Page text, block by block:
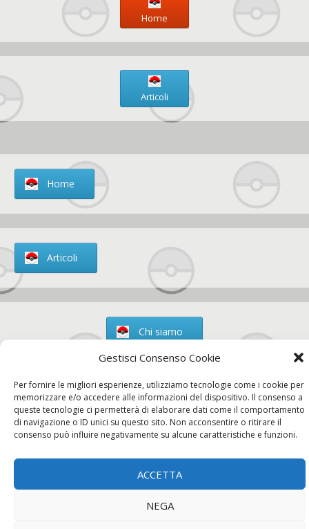
Gestisci Consenso Cookie
Per fornire le migliori esperienze, utilizziamo tecnologie come i cookie per
memorizzare e/o accedere alle informazioni del dispositivo. Il consenso a
queste tecnologie ci permetterà di elaborare dati come il comportamento
di navigazione o ID unici su questo sito. Non acconsentire o ritirare il
consenso può influire negativamente su alcune caratteristiche e funzioni.
ACCETTA
NEGA
Home
Articoli
Home
Articoli
Chi siamo
Contatti